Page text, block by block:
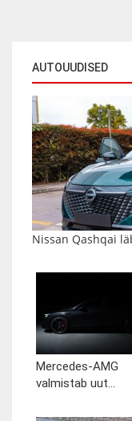
AUTOUUDISED
Nissan Qashqai
Mercedes-AMG
valmistab uut...